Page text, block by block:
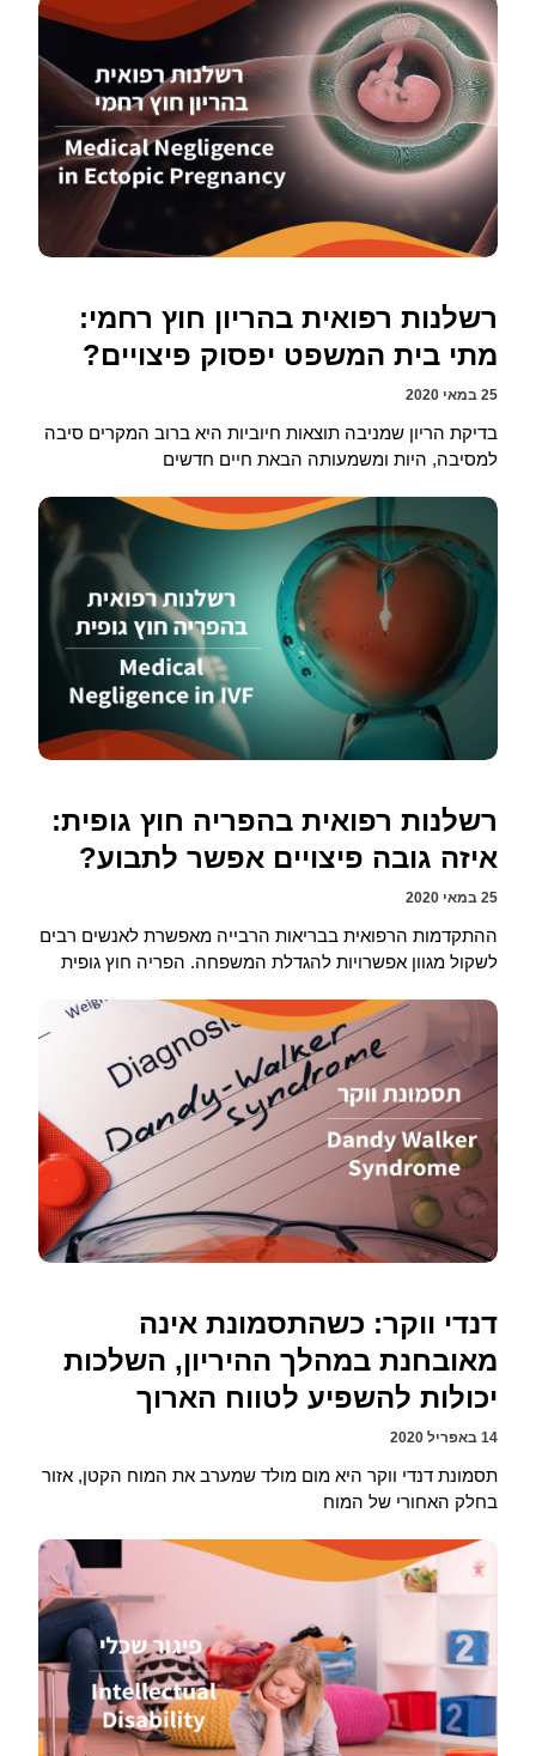
רשלנות רפואית בהריון חוץ רחמי:
מתי בית המשפט יפסוק פיצויים?
25 במאי 2020
בדיקת הריון שמניבה תוצאות חיוביות היא ברוב המקרים סיבה
למסיבה, היות ומשמעותה הבאת חיים חדשים
רשלנות רפואית בהפריה חוץ גופית:
איזה גובה פיצויים אפשר לתבוע?
25 במאי 2020
ההתקדמות הרפואית בבריאות הרבייה מאפשרת לאנשים רבים
לשקול מגוון אפשרויות להגדלת המשפחה. הפריה חוץ גופית
דנדי ווקר: כשהתסמונת אינה
מאובחנת במהלך ההיריון, השלכות
יכולות להשפיע לטווח הארוך
14 באפריל 2020
תסמונת דנדי ווקר היא מום מולד שמערב את המוח הקטן, אזור
בחלק האחורי של המוח